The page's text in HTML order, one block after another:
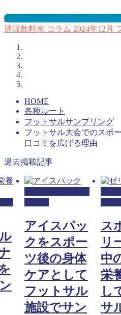
フットサルサンプリングとは
清涼飲料水 コラム 2024年12月
HOME
各種ルート
フットサルサンプリング
フットサル大会でのスポ
口コミを広げる理由
過去掲載記事
プ
アイスパッ
クをスポー
ツ後の身体
ケアとして
フットサル
施設でサン
ス
リ
中
栄
し
サ